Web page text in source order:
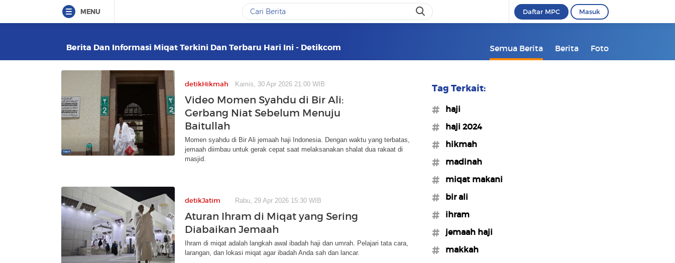
MENU Daftar MPC Masuk
Berita Dan Informasi Miqat Terkini Dan Terbaru Hari Ini - Detikcom Semua Berita Berita Foto
detikHikmah Kamis, 30 Apr 2026 21:00 WIB
Video Momen Syahdu di Bir Ali:
Gerbang Niat Sebelum Menuju
Baitullah
Momen syahdu di Bir Ali jemaah haji Indonesia. Dengan waktu yang terbatas,
jemaah diimbau untuk gerak cepat saat melaksanakan shalat dua rakaat di
masjid.
detikJatim Rabu, 29 Apr 2026 15:30 WIB
Aturan Ihram di Miqat yang Sering
Diabaikan Jemaah
Ihram di miqat adalah langkah awal ibadah haji dan umrah. Pelajari tata cara,
larangan, dan lokasi miqat agar ibadah Anda sah dan lancar.
Tag Terkait:
#haji
#haji 2024
#hikmah
#madinah
#miqat makani
#bir ali
#ihram
#jemaah haji
#makkah